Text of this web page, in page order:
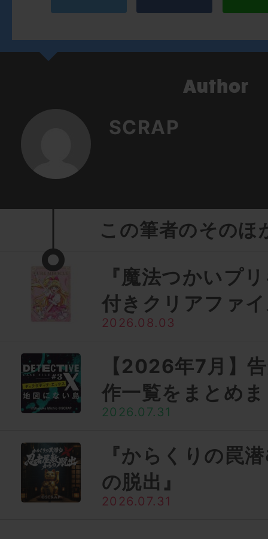
SCRAP
この筆者のそのほ
『魔法つかいプ
付きクリアファ
2026.08.03
【2026年7月】
作一覧をまとめ
2026.07.31
『からくりの罠
の脱出』
2026.07.31